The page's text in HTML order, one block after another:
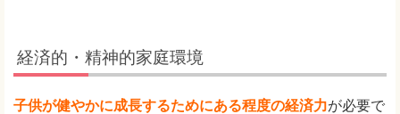
経済的・精神的家庭環境
子供が健やかに成長するためにある程度の経済力が必要で